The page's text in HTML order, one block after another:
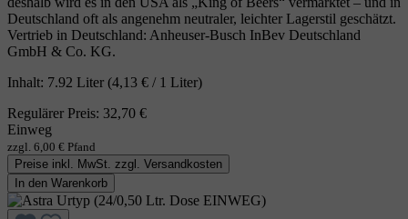
Deutschland oft als angenehm neutraler, leichter Lagerstil geschätzt.
Vertrieb in Deutschland: Anheuser‑Busch InBev Deutschland
GmbH & Co. KG.
Inhalt: 7.92 Liter (4,13 € / 1 Liter)
Regulärer Preis: 32,70 €
Einweg
zzgl. 6,00 € Pfand
Preise inkl. MwSt. zzgl. Versandkosten
In den Warenkorb